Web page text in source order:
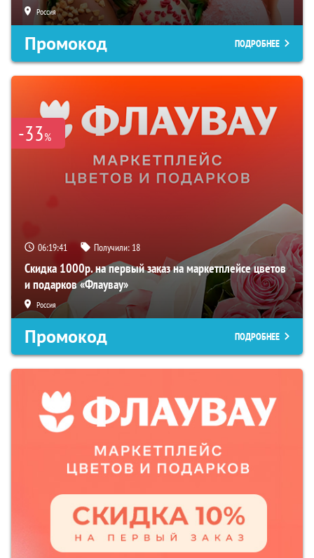
Россия
Промокод ПОДРОБНЕЕ
-33%
06:19:40 Получили: 18
Скидка 1000р. на первый заказ на маркетплейсе цветов
и подарков «Флаувау»
Россия
Промокод ПОДРОБНЕЕ